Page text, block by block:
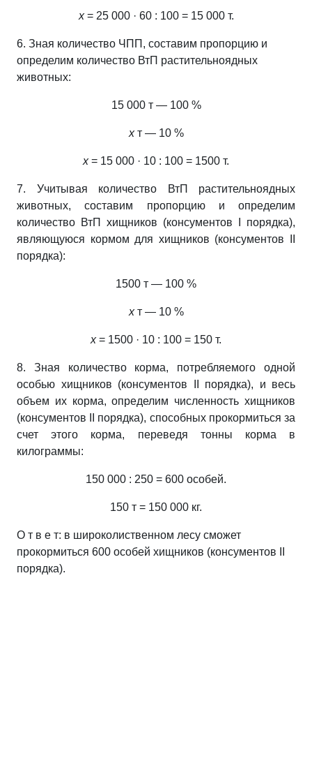
х= 25 000 · 60 : 100 = 15 000 т.
6. Зная количество ЧПП, составим пропорцию и
определим количество ВтП растительноядных
животных:
15 000 т — 100 %
хт — 10 %
х= 15 000 · 10 : 100 = 1500 т.
7. Учитывая количество ВтП растительноядных
животных, составим пропорцию и определим
количество ВтП хищников (консументов І порядка),
являющуюся кормом для хищников (консументов II
порядка):
1500 т — 100 %
хт — 10 %
х= 1500 · 10 : 100 = 150 т.
8. Зная количество корма, потребляемого одной
особью хищников (консументов ІІ порядка), и весь
объем их корма, определим численность хищников
(консументов ІІ порядка), способных прокормиться за
счет этого корма, переведя тонны корма в
килограммы:
150 000 : 250 = 600 особей.
150 т = 150 000 кг.
О т в е т: в широколиственном лесу сможет
прокормиться 600 особей хищников (консументов ІІ
порядка).